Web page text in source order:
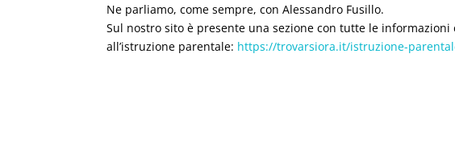
Ne parliamo, come sempre, con Alessandro Fusillo.
Sul nostro sito è presente una sezione con tutte le
all’istruzione parentale: https://trovarsiora.it/istruzione-